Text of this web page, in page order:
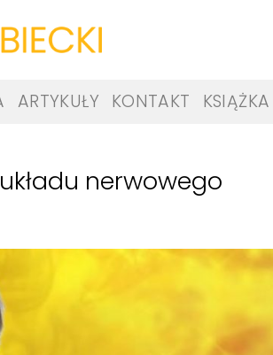
ARTYKUŁY KONTAKT KSIĄŻKA
nerwowego